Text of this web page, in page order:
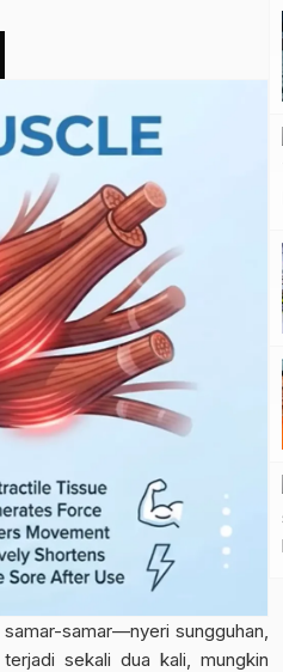
samar-samar—nyeri sungguhan,
sekali dua kali, mungkin